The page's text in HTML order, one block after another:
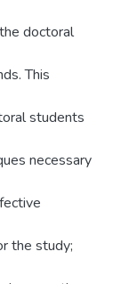
doctoral
This
students
necessary
the study;